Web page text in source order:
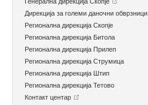
Дирекција за големи даночни обврзници
Регионална дирекција Скопје
Регионална дирекција Битола
Регионална дирекција Прилеп
Регионална дирекција Струмица
Регионална дирекција Штип
Регионална дирекција Тетово
Контакт центар